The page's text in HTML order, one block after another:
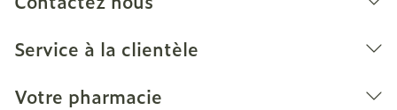
Service à la clientèle
Votre pharmacie